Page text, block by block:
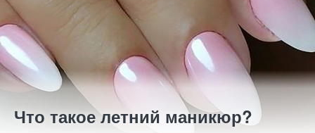
Что такое летний маникюр?